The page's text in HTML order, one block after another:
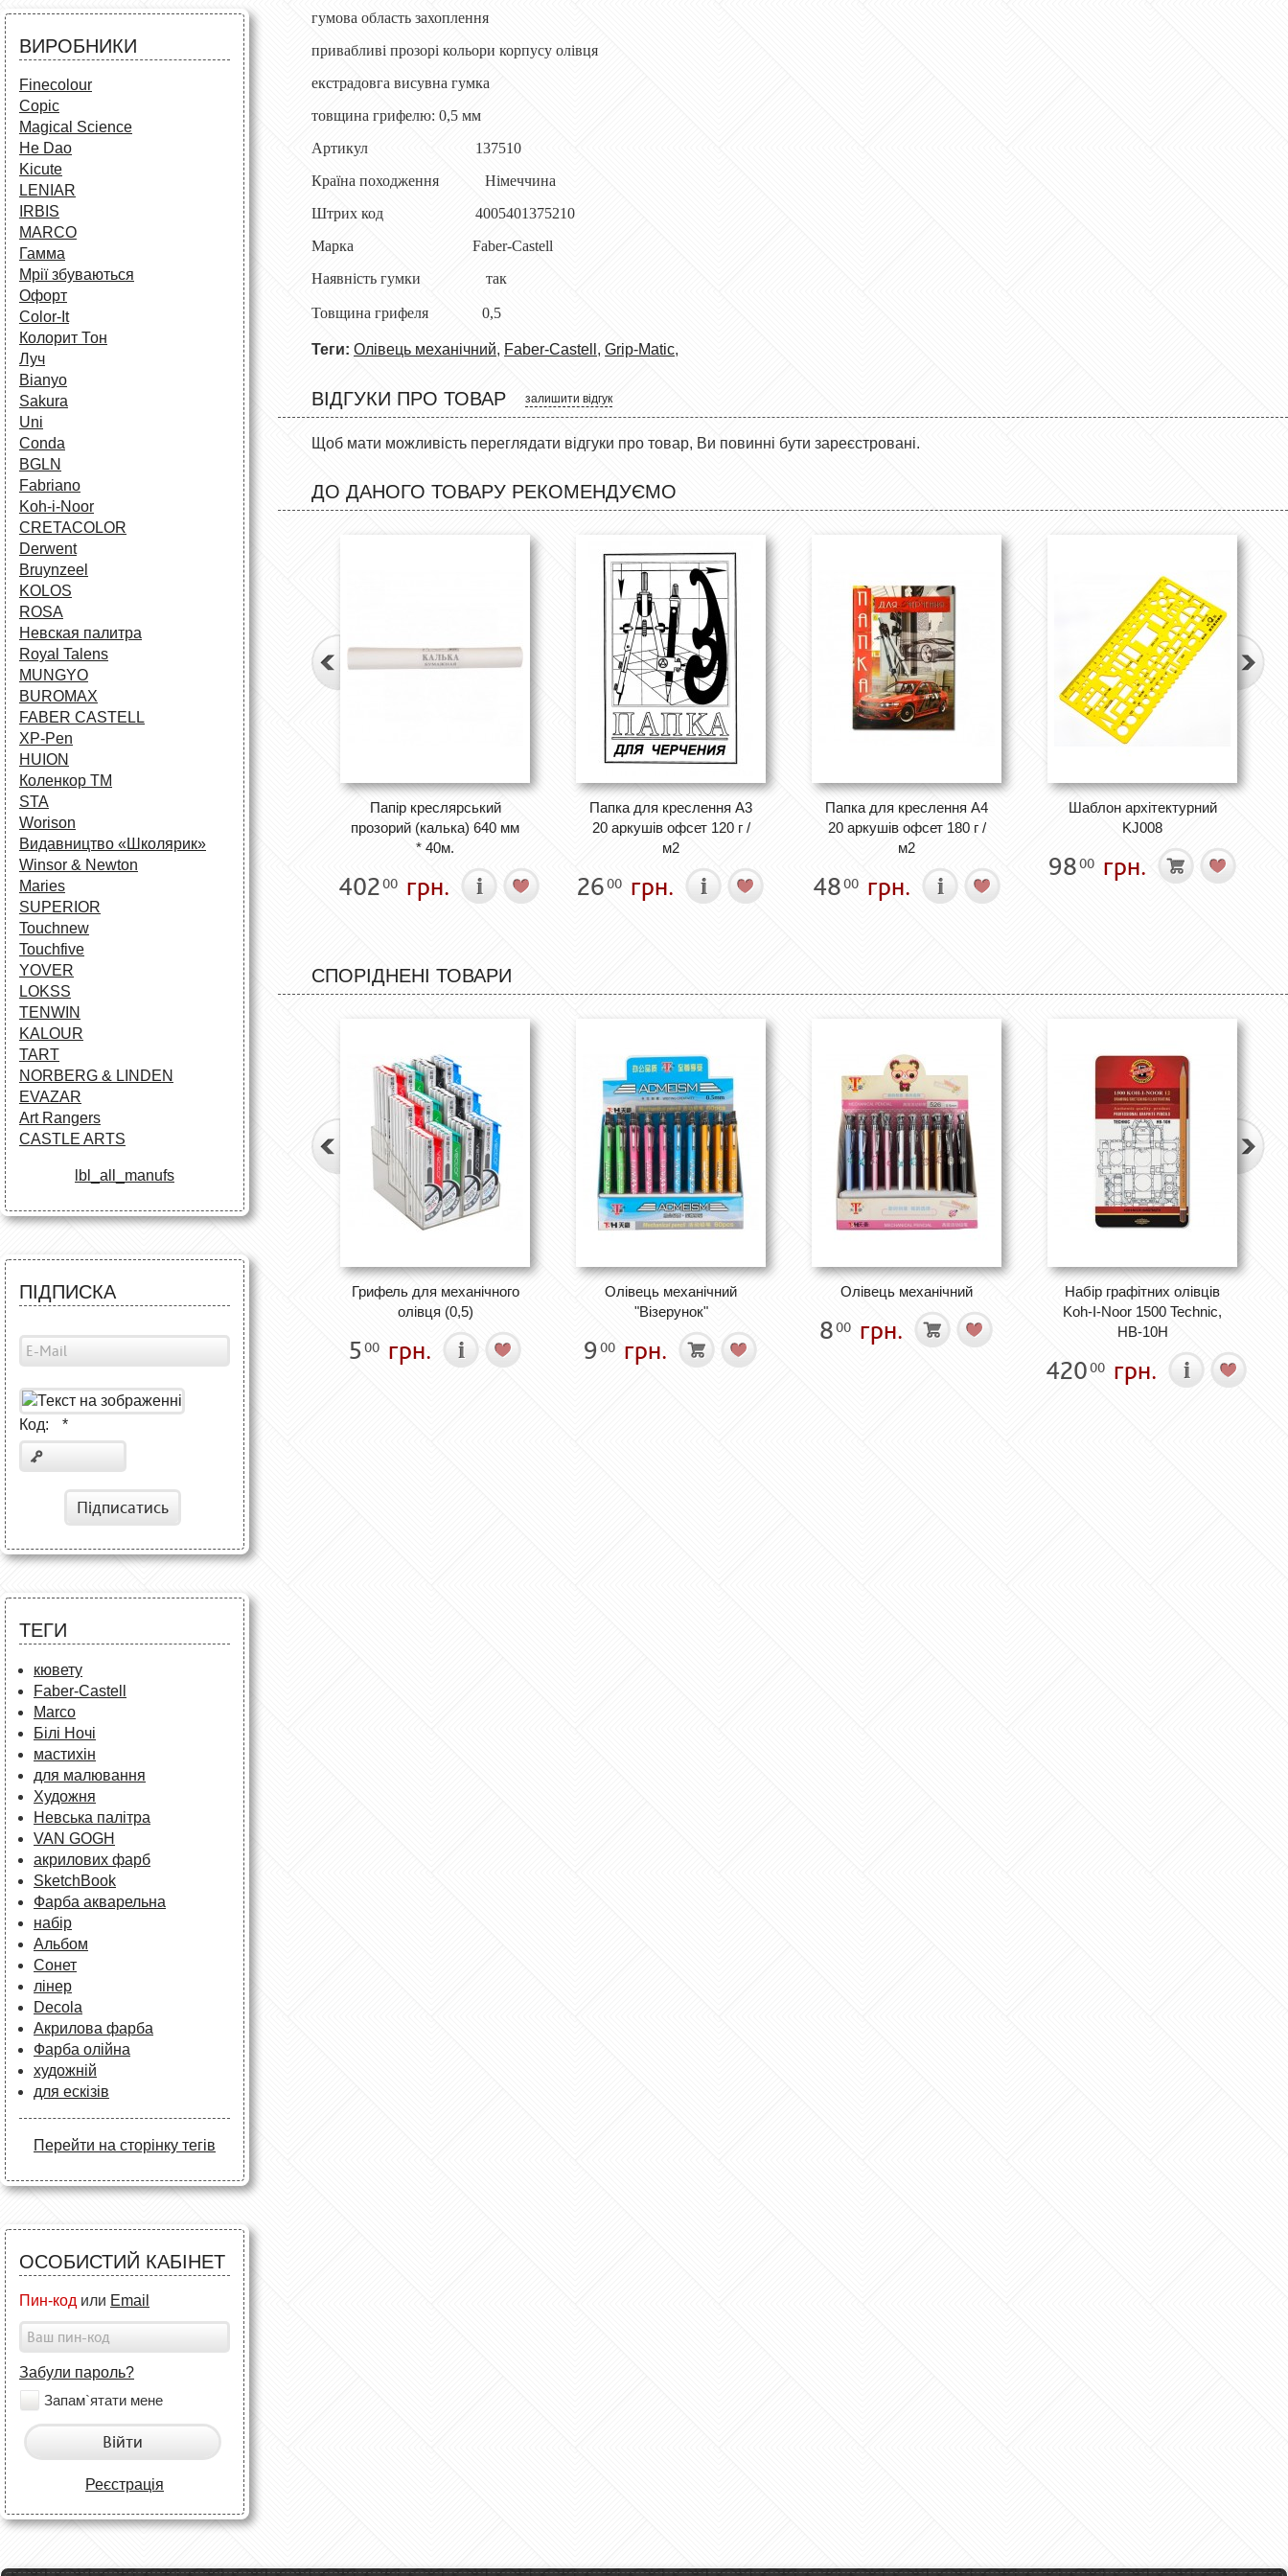
Аксесуари для школярів
ВИРОБНИКИ
Finecolour
Copic
Magical Science
He Dao
Kicute
LENIAR
IRBIS
MARCO
Гамма
Мрії збуваються
Офорт
Сolor-It
Колорит Тон
Луч
Bianyo
Sakura
Uni
Conda
BGLN
Fabriano
Koh-i-Noor
CRETACOLOR
Derwent
Bruynzeel
KOLOS
ROSA
Невская палитра
Royal Talens
MUNGYO
BUROMAX
FABER CASTELL
XP-Pen
HUION
Коленкор ТМ
STA
Worison
Видавництво «Школярик»
Winsor & Newton
Maries
SUPERIOR
Touchnew
Touchfive
YOVER
LOKSS
TENWIN
KALOUR
TART
NORBERG & LINDEN
EVAZAR
Art Rangers
CASTLE ARTS
lbl_all_manufs
ПІДПИСКА
Код: *
Підписатись
ТЕГИ
кювету
Faber-Castell
Marco
Білі Ночі
мастихін
для малювання
Художня
Невська палітра
VAN GOGH
акрилових фарб
SketchBook
Фарба акварельна
набір
Альбом
Сонет
лінер
Decola
Акрилова фарба
Фарба олійна
художній
для ескізів
Перейти на сторінку тегів
ОСОБИСТИЙ КАБІНЕТ
Пин-код или Email
Забули пароль?
Запам`ятати мене
Війти
Реєстрація
гумова область захоплення
привабливі прозорі кольори корпусу олівця
екстрадовга висувна гумка
товщина грифелю: 0,5 мм
Артикул 137510
Країна походження Німеччина
Штрих код 4005401375210
Марка Faber-Castell
Наявність гумки так
Товщина грифеля 0,5
Теги: Олівець механічний, Faber-Castell , Grip-Matic,
ВІДГУКИ ПРО ТОВАР залишити відгук
Щоб мати можливість переглядати відгуки про товар, Ви повинні бути зареєстровані.
ДО ДАНОГО ТОВАРУ РЕКОМЕНДУЄМО
Папір креслярський
прозорий (калька) 640 мм
* 40м.
40200 грн.
Папка для креслення А3
20 аркушів офсет 120 г /
м2
2600 грн.
Папка для креслення А4
20 аркушів офсет 180 г /
м2
4800 грн.
Шаблон архітектурний
KJ008
9800 грн.
СПОРІДНЕНІ ТОВАРИ
Грифель для механічного
олівця (0,5)
500 грн.
Олівець механічний
"Візерунок"
9 00 грн.
Олівець механічний
800 грн.
Набір графітних олівців
Koh-I-Noor 1500 Technic,
НВ-10Н
42000 грн.